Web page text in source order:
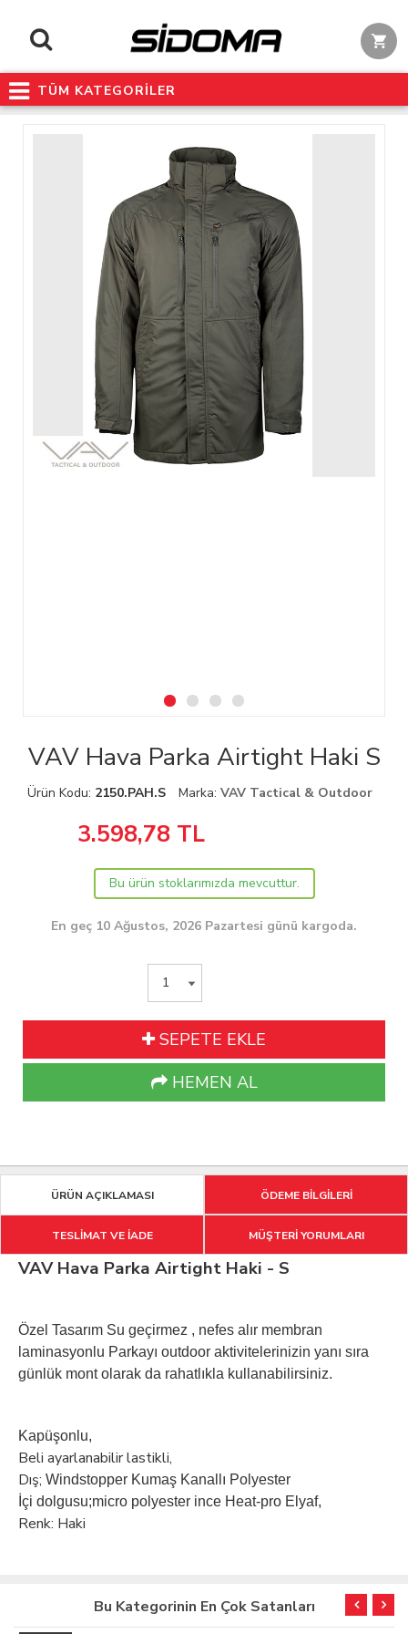
TÜM KATEGORİLER
VAV Hava Parka Airtight Haki S
Ürün Kodu: 2150.PAH.S Marka: VAV Tactical & Outdoor
3.598,78TL
Bu ürün stoklarımızda mevcuttur.
En geç 10 Ağustos, 2026 Pazartesi günü kargoda.
SEPETE EKLE
HEMEN AL
ÜRÜN AÇIKLAMASI ÖDEME BİLGİLERİ
TESLİMAT VE İADE MÜŞTERİ YORUMLARI
VAV Hava Parka Airtight Haki - S
Özel Tasarım Su geçirmez , nefes alır membran
laminasyonlu Parkayı outdoor aktivitelerinizin yanı sıra
günlük mont olarak da rahatlıkla kullanabilirsiniz.
Kapüşonlu,
Beli ayarlanabilir lastikli,
Dış; Windstopper Kumaş Kanallı Polyester
İçi dolgusu;micro polyester ince Heat-pro Elyaf,
Renk: Haki
Bu Kategorinin En Çok Satanları